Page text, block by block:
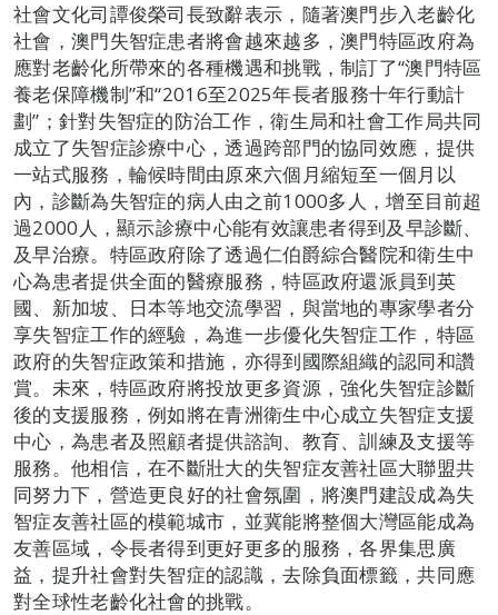
社會文化司譚俊榮司長致辭表示，隨著澳門步入老齡化
社會，澳門失智症患者將會越來越多，澳門特區政府為
應對老齡化所帶來的各種機遇和挑戰，制訂了“澳門特區
養老保障機制”和“2016至2025年長者服務十年行動計
劃”；針對失智症的防治工作，衛生局和社會工作局共同
成立了失智症診療中心，透過跨部門的協同效應，提供
一站式服務，輪候時間由原來六個月縮短至一個月以
內，診斷為失智症的病人由之前1000多人，增至目前超
過2000人，顯示診療中心能有效讓患者得到及早診斷、
及早治療。特區政府除了透過仁伯爵綜合醫院和衛生中
心為患者提供全面的醫療服務，特區政府還派員到英
國、新加坡、日本等地交流學習，與當地的專家學者分
享失智症工作的經驗，為進一步優化失智症工作，特區
政府的失智症政策和措施，亦得到國際組織的認同和讚
賞。未來，特區政府將投放更多資源，強化失智症診斷
後的支援服務，例如將在青洲衛生中心成立失智症支援
中心，為患者及照顧者提供諮詢、教育、訓練及支援等
服務。他相信，在不斷壯大的失智症友善社區大聯盟共
同努力下，營造更良好的社會氛圍，將澳門建設成為失
智症友善社區的模範城市，並冀能將整個大灣區能成為
友善區域，令長者得到更好更多的服務，各界集思廣
益，提升社會對失智症的認識，去除負面標籤，共同應
對全球性老齡化社會的挑戰。